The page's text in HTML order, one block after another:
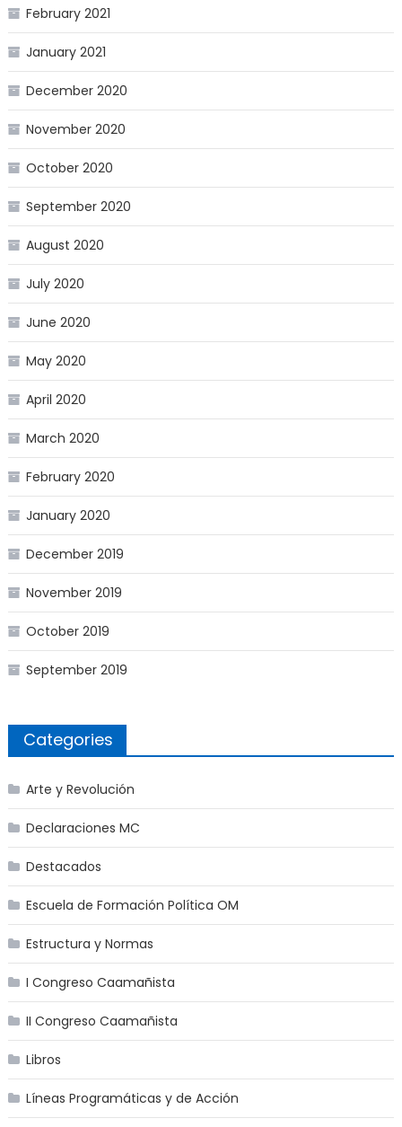
February 2021
January 2021
December 2020
November 2020
October 2020
September 2020
August 2020
July 2020
June 2020
May 2020
April 2020
March 2020
February 2020
January 2020
December 2019
November 2019
October 2019
September 2019
Categories
Arte y Revolución
Declaraciones MC
Destacados
Escuela de Formación Política OM
Estructura y Normas
I Congreso Caamañista
II Congreso Caamañista
Libros
Líneas Programáticas y de Acción